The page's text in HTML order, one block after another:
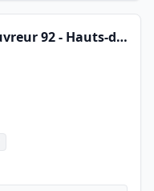
MAVRICK COUVERTURE - Couvreur 92 - Hauts-de-Seine 92 et à Paris 75